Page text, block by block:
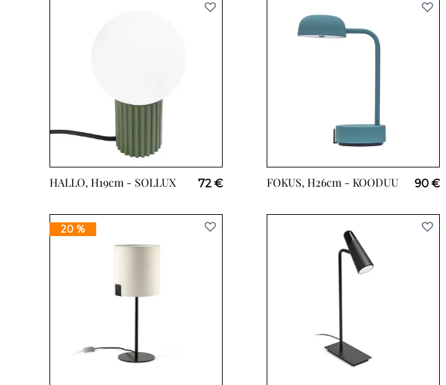
HALLO, H19cm - SOLLUX 72 € FOKUS, H26cm - KOODUU 90 €
20 %